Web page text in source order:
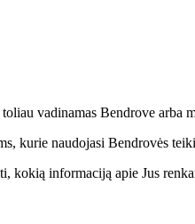
toliau vadinamas Bendrove arba
kurie naudojasi Bendrovės
kokią informaciją apie Jus